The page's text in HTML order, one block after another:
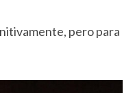
pero para